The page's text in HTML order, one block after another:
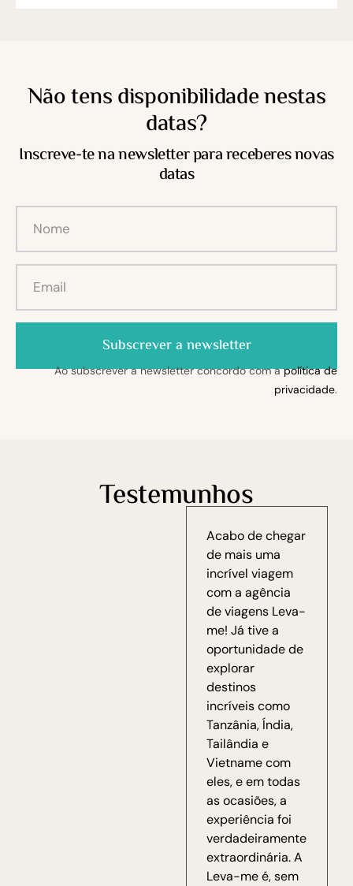
Não tens disponibilidade nestas
datas?
Inscreve-te na newsletter para receberes novas
datas
Subscrever a newsletter
Ao subscrever a newsletter concordo com apolítica de
privacidade.
Testemunhos
Acabo de chegar
de mais uma
incrível viagem
com a agência
de viagens Leva-
me! Já tive a
oportunidade de
explorar
destinos
incríveis como
Tanzânia, Índia,
Tailândia e
Vietname com
eles, e em todas
as ocasiões, a
experiência foi
verdadeiramente
extraordinária. A
Leva-me é, sem